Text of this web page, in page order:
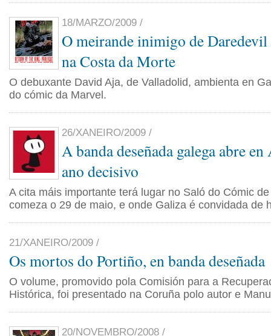
18/MARZO/2009 /
O meirande inimigo de
na Costa da Morte
O debuxante David Aja, de Valladolid, ambienta en
do cómic da Marvel.
26/XANEIRO/2009 /
A banda deseñada galega abre
ano decisivo
A cita máis importante terá lugar no Saló do Cómic
comeza o 29 de maio, e onde Galiza é convidada de
21/XANEIRO/2009 /
Os mortos do Portiño, en banda deseñada
O volume, promovido pola Comisión para a
Histórica, foi presentado na Coruña polo autor e
20/NOVEMBRO/2008 /